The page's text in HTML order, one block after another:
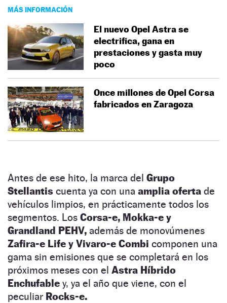
MÁS INFORMACIÓN
El nuevo Opel Astra se
electrifica, gana en
prestaciones y gasta muy
poco
Once millones de Opel Corsa
fabricados en Zaragoza
Antes de ese hito, la marca del Grupo
Stellantis cuenta ya con una amplia oferta de
vehículos limpios, en prácticamente todos los
segmentos. Los Corsa-e, Mokka-e y
Grandland PEHV, además de monovúmenes
Zafira-e Life y Vivaro-e Combi componen una
gama sin emisiones que se completará en los
próximos meses con el Astra Híbrido
Enchufable y, ya el año que viene, con el
peculiar Rocks-e.